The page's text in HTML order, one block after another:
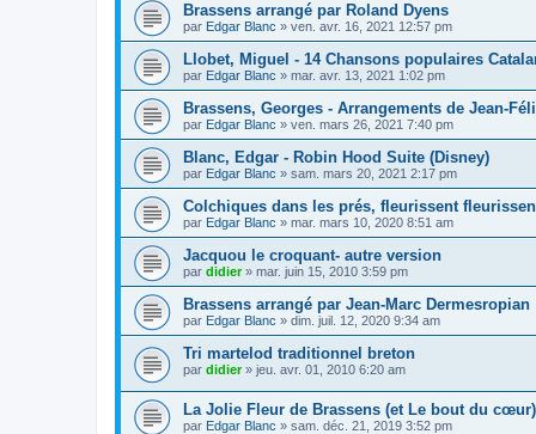
Brassens arrangé par Roland Dyens
par Edgar Blanc » ven. avr. 16, 2021 12:57 pm
Llobet, Miguel - 14 Chansons populaires
par Edgar Blanc » mar. avr. 13, 2021 1:02 pm
Brassens, Georges - Arrangements de Jean-
par Edgar Blanc » ven. mars 26, 2021 7:40 pm
Blanc, Edgar - Robin Hood Suite (Disney)
par Edgar Blanc » sam. mars 20, 2021 2:17 pm
Colchiques dans les prés, fleurissent
par Edgar Blanc » mar. mars 10, 2020 8:51 am
Jacquou le croquant- autre version
par didier» mar. juin 15, 2010 3:59 pm
Brassens arrangé par Jean-Marc Dermesropian
par Edgar Blanc » dim. juil. 12, 2020 9:34 am
Tri martelod traditionnel breton
par didier» jeu. avr. 01, 2010 6:20 am
La Jolie Fleur de Brassens (et Le bout du
par Edgar Blanc » sam. déc. 21, 2019 3:52 pm